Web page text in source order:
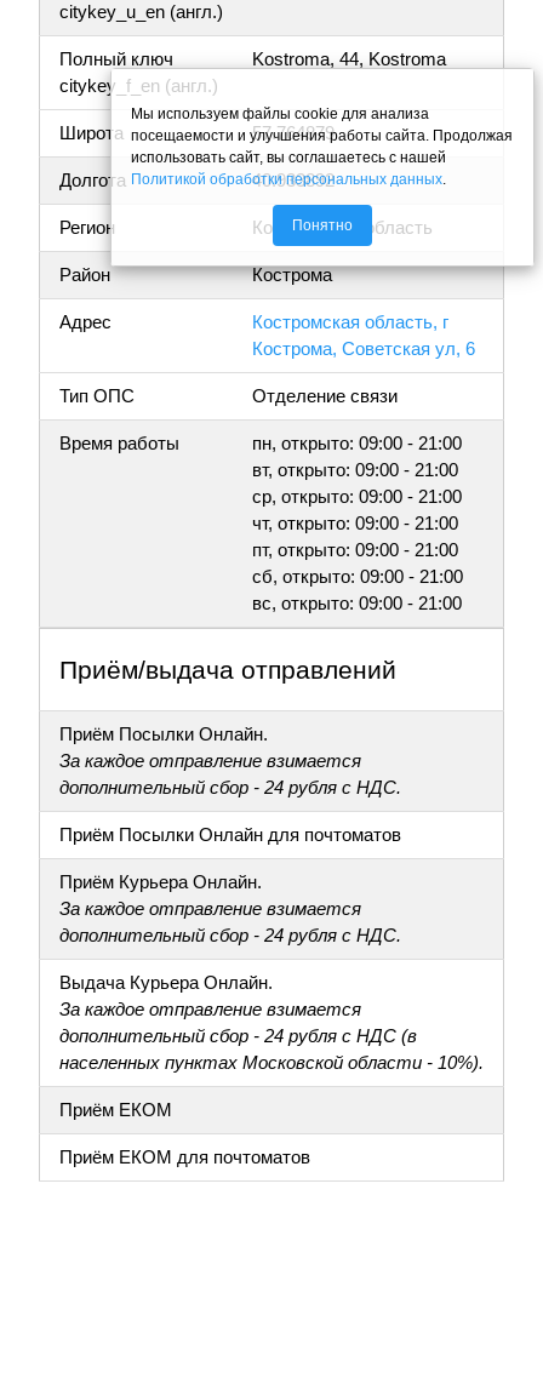
citykey_u_en (англ.)
Полный ключ
citykey_f_en (англ.)
Kostroma, 44, Kostroma
Широта 57.764879
Долгота 40.933892
Регион Костромская область
Район Кострома
Адрес
Костромская область, г
Кострома, Советская ул, 6
Тип ОПС Отделение связи
Время работы
пн, открыто: 09:00 - 21:00
вт, открыто: 09:00 - 21:00
ср, открыто: 09:00 - 21:00
чт, открыто: 09:00 - 21:00
пт, открыто: 09:00 - 21:00
сб, открыто: 09:00 - 21:00
вс, открыто: 09:00 - 21:00
Приём/выдача отправлений
Приём Посылки Онлайн.
За каждое отправление взимается
дополнительный сбор - 24 рубля с НДС.
Приём Посылки Онлайн для почтоматов
Приём Курьера Онлайн.
За каждое отправление взимается
дополнительный сбор - 24 рубля с НДС.
Выдача Курьера Онлайн.
За каждое отправление взимается
дополнительный сбор - 24 рубля с НДС (в
населенных пунктах Московской области - 10%).
Приём ЕКОМ
Приём ЕКОМ для почтоматов
Мы используем файлы cookie для анализа
посещаемости и улучшения работы сайта. Продолжая
использовать сайт, вы соглашаетесь с нашей
Политикой обработки персональных данных
Понятно